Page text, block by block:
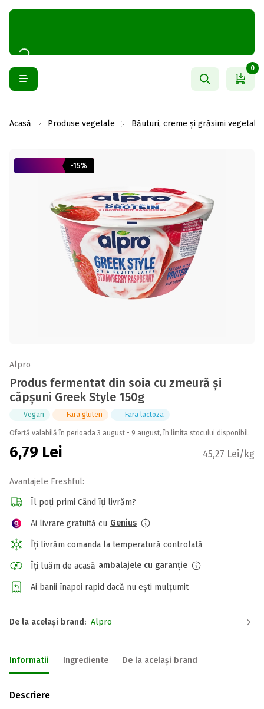
0
Acasă Produse vegetale Băuturi, creme și grăsimi vegetale
-15%
Alpro
Produs fermentat din soia cu zmeură și
căpșuni Greek Style 150g
Vegan Fara gluten Fara lactoza
Ofertă valabilă în perioada 3 august - 9 august, în limita stocului disponibil.
6,79 Lei 45,27 Lei/kg
Avantajele Freshful:
Îl poți primi Când îți livrăm?
Ai livrare gratuită cu Genius
Îți livrăm comanda la temperatură controlată
Îți luăm de acasă ambalajele cu garanție
Ai banii înapoi rapid dacă nu ești mulțumit
De la același brand: Alpro
Informatii Ingrediente De la același brand
Descriere